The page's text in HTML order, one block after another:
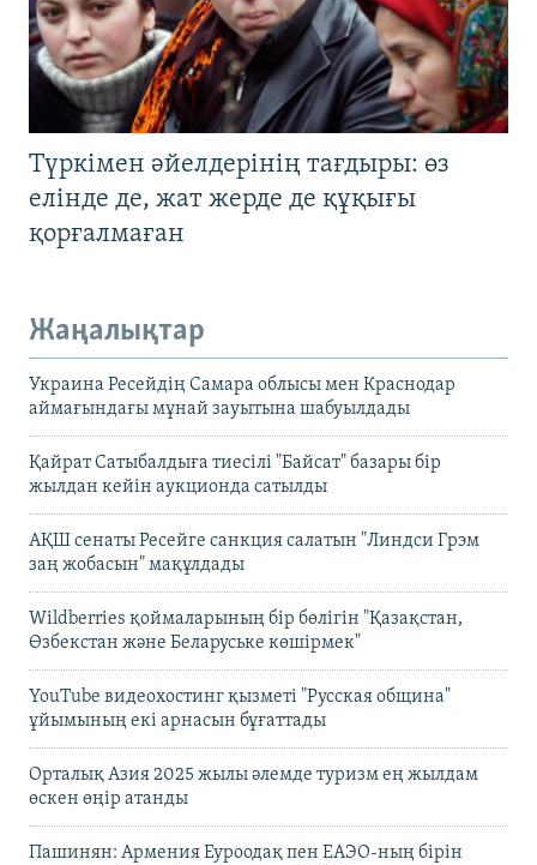
Түркімен әйелдерінің тағдыры: өз
елінде де, жат жерде де құқығы
қорғалмаған
Жаңалықтар
Украина Ресейдің Самара облысы мен Краснодар
аймағындағы мұнай зауытына шабуылдады
Қайрат Сатыбалдыға тиесілі "Байсат" базары бір
жылдан кейін аукционда сатылды
АҚШ сенаты Ресейге санкция салатын "Линдси Грэм
заң жобасын" мақұлдады
Wildberries қоймаларының бір бөлігін "Қазақстан,
Өзбекстан және Беларуське көшірмек"
YouTube видеохостинг қызметі "Русская община"
ұйымының екі арнасын бұғаттады
Орталық Азия 2025 жылы әлемде туризм ең жылдам
өскен өңір атанды
Пашинян: Армения Еуроодақ пен ЕАЭО-ның бірін